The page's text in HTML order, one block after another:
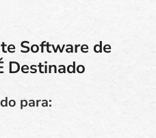
Software de
Destinado
para: